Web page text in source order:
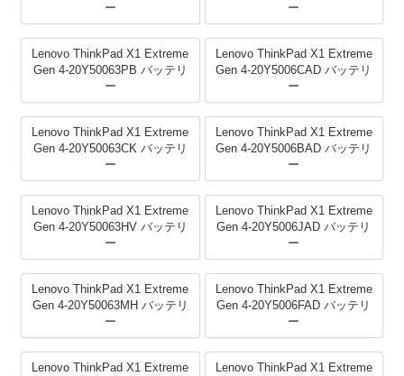
ー
ー
Lenovo ThinkPad X1 Extreme
Gen 4-20Y50063PB バッテリ
ー
Lenovo ThinkPad X1 Extreme
Gen 4-20Y5006CAD バッテリ
ー
Lenovo ThinkPad X1 Extreme
Gen 4-20Y50063CK バッテリ
ー
Lenovo ThinkPad X1 Extreme
Gen 4-20Y5006BAD バッテリ
ー
Lenovo ThinkPad X1 Extreme
Gen 4-20Y50063HV バッテリ
ー
Lenovo ThinkPad X1 Extreme
Gen 4-20Y5006JAD バッテリ
ー
Lenovo ThinkPad X1 Extreme
Gen 4-20Y50063MH バッテリ
ー
Lenovo ThinkPad X1 Extreme
Gen 4-20Y5006FAD バッテリ
ー
Lenovo ThinkPad X1 Extreme
Lenovo ThinkPad X1 Extreme